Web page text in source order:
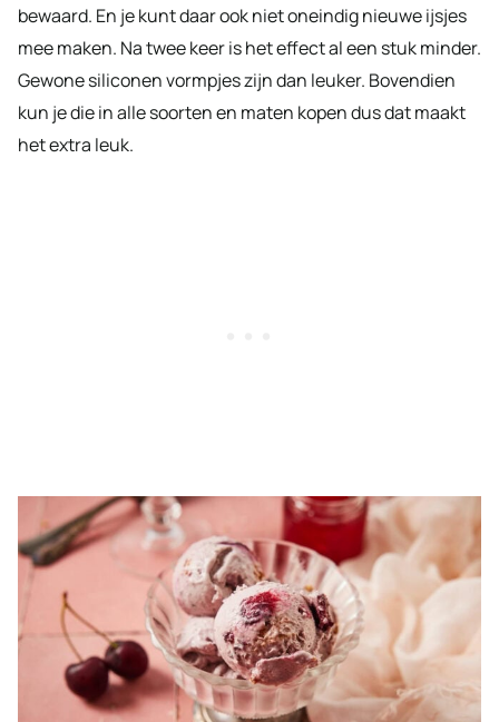
bewaard. En je kunt daar ook niet oneindig nieuwe ijsjes
mee maken. Na twee keer is het effect al een stuk minder.
Gewone siliconen vormpjes zijn dan leuker. Bovendien
kun je die in alle soorten en maten kopen dus dat maakt
het extra leuk.